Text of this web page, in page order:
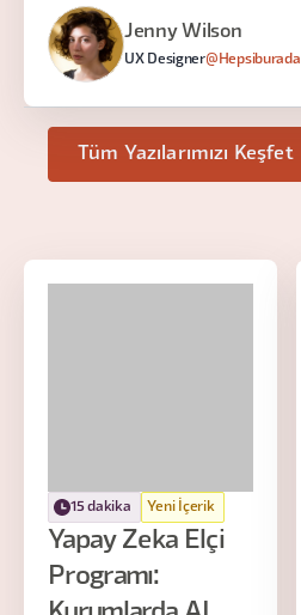
Jenny Wilson
UX Designer@Hepsiburada
Tüm Yazılarımızı Keşfet
15 dakika Yeni İçerik
Yapay Zeka Elçi
Programı: